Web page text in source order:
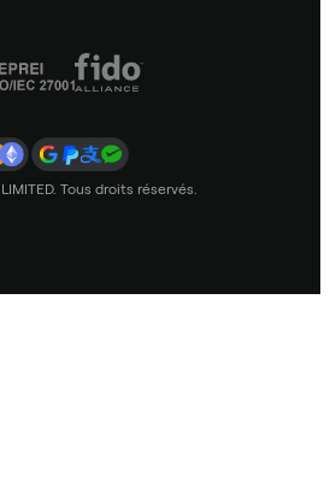
Tous droits réservés.